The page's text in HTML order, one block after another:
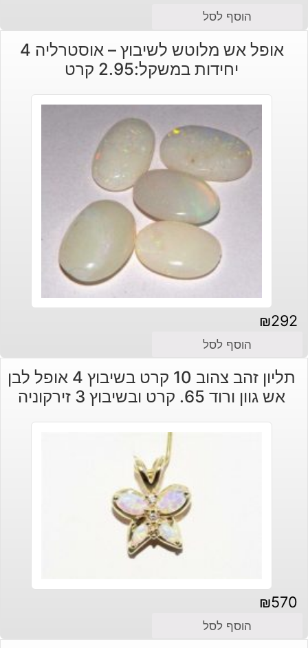
הוסף לסל
אופל אש מלוטש לשיבוץ – אוסטרליה 4
יחידות במשקל:2.95 קרט
₪292
הוסף לסל
תליון זהב צהוב 10 קרט בשיבוץ 4 אופל לבן
אש גוון ורוד 65. קרט ובשיבוץ 3 זירקוניה
₪570
הוסף לסל